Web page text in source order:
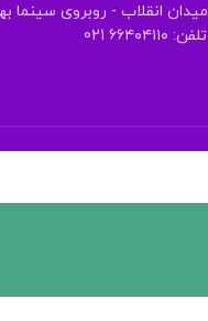
انقلاب - روبروی سینما
021